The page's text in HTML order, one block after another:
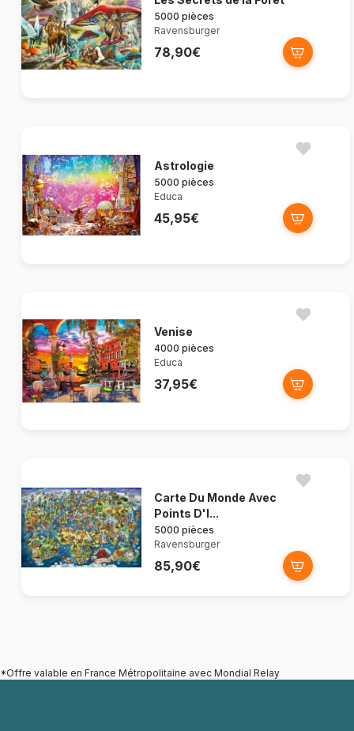
5000 pièces
Ravensburger
78,90€
Astrologie
5000 pièces
Educa
45,95€
Venise
4000 pièces
Educa
37,95€
Carte Du Monde Avec
Points D'I...
5000 pièces
Ravensburger
85,90€
*Offre valable en France Métropolitaine avec Mondial Relay